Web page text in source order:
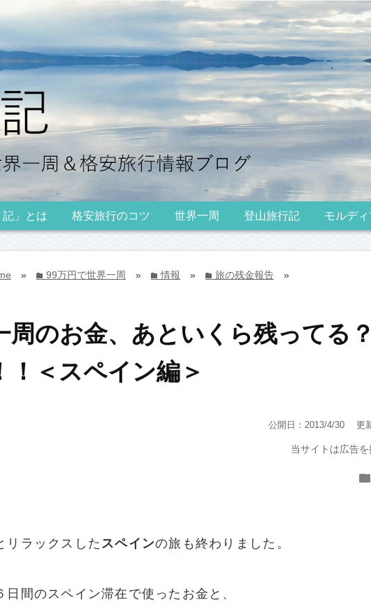
記」とは 格安旅行のコツ 世界一周 登山旅行記 モルデ
» folder 99万円で世界一周 » folder情報 » folder 旅の残金報告 »
周のお金、あといくら残ってる
！＜スペイン編＞
公開日：2013/4/30 更
当サイトは広告
folder
リラックスした スペインの旅も終わりました。
日間のスペイン滞在で使ったお金と、